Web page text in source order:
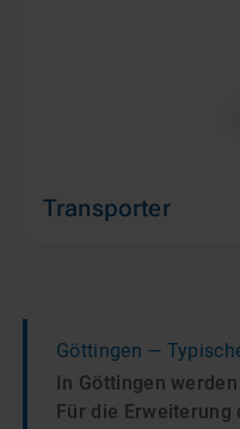
Transporter
Göttingen —
In Göttingen
Für die